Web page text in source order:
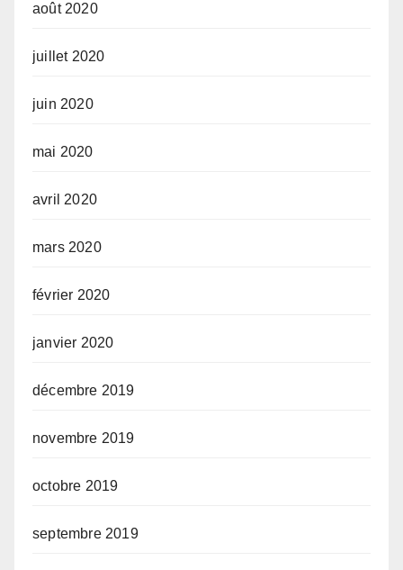
août 2020
juillet 2020
juin 2020
mai 2020
avril 2020
mars 2020
février 2020
janvier 2020
décembre 2019
novembre 2019
octobre 2019
septembre 2019